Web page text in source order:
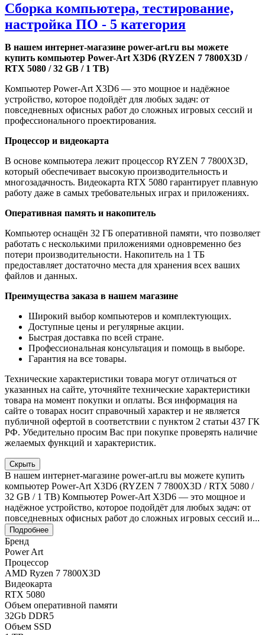
Сборка компьютера, тестирование,
настройка ПО - 5 категория
В нашем интернет-магазине power-art.ru вы можете
купить компьютер Power-Art X3D6 (RYZEN 7 7800X3D /
RTX 5080 / 32 GB / 1 TB)
Компьютер Power-Art X3D6 — это мощное и надёжное
устройство, которое подойдёт для любых задач: от
повседневных офисных работ до сложных игровых сессий и
профессионального проектирования.
Процессор и видеокарта
В основе компьютера лежит процессор RYZEN 7 7800X3D,
который обеспечивает высокую производительность и
многозадачность. Видеокарта RTX 5080 гарантирует плавную
работу даже в самых требовательных играх и приложениях.
Оперативная память и накопитель
Компьютер оснащён 32 ГБ оперативной памяти, что позволяет
работать с несколькими приложениями одновременно без
потери производительности. Накопитель на 1 ТБ
предоставляет достаточно места для хранения всех ваших
файлов и данных.
Преимущества заказа в нашем магазине
Широкий выбор компьютеров и комплектующих.
Доступные цены и регулярные акции.
Быстрая доставка по всей стране.
Профессиональная консультация и помощь в выборе.
Гарантия на все товары.
Технические характеристики товара могут отличаться от
указанных на сайте, уточняйте технические характеристики
товара на момент покупки и оплаты. Вся информация на
сайте о товарах носит справочный характер и не является
публичной офертой в соответствии с пунктом 2 статьи 437 ГК
РФ. Убедительно просим Вас при покупке проверять наличие
желаемых функций и характеристик.
Скрыть
В нашем интернет-магазине power-art.ru вы можете купить
компьютер Power-Art X3D6 (RYZEN 7 7800X3D / RTX 5080 /
32 GB / 1 TB) Компьютер Power-Art X3D6 — это мощное и
надёжное устройство, которое подойдёт для любых задач: от
повседневных офисных работ до сложных игровых сессий и...
Подробнее
Бренд
Power Art
Процессор
AMD Ryzen 7 7800X3D
Видеокарта
RTX 5080
Объем оперативной памяти
32Gb DDR5
Объем SSD